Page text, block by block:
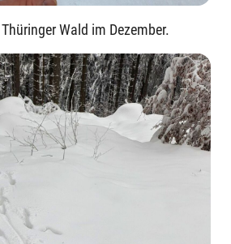
Wald im Dezember.